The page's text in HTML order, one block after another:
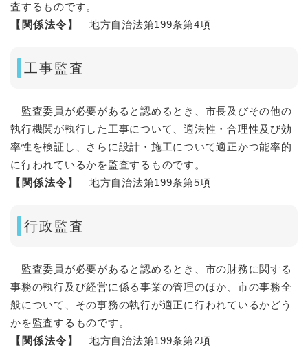
査するものです。
【関係法令】
地方自治法第199条第4項
工事監査
監査委員が必要があると認めるとき、市長及びその他の
執行機関が執行した工事について、適法性・合理性及び効
率性を検証し、さらに設計・施工について適正かつ能率的
に行われているかを監査するものです。
【関係法令】
地方自治法第199条第5項
行政監査
監査委員が必要があると認めるとき、市の財務に関する
事務の執行及び経営に係る事業の管理のほか、市の事務全
般について、その事務の執行が適正に行われているかどう
かを監査するものです。
【関係法令】
地方自治法第199条第2項